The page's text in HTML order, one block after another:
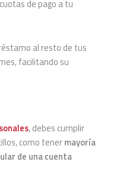
de pago a tu
al resto de tus
facilitando su
, debes cumplir
como tenermayoría
de una cuenta